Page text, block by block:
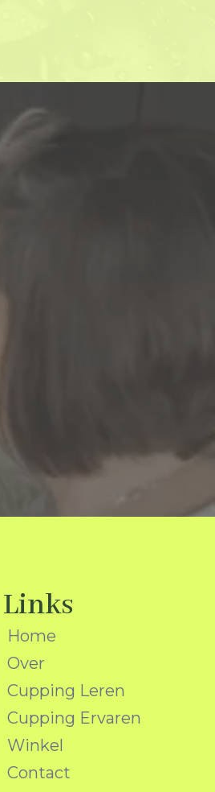
Links
Home
Over
Cupping Leren
Cupping Ervaren
Winkel
Contact